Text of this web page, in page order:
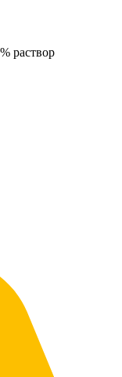
раствор